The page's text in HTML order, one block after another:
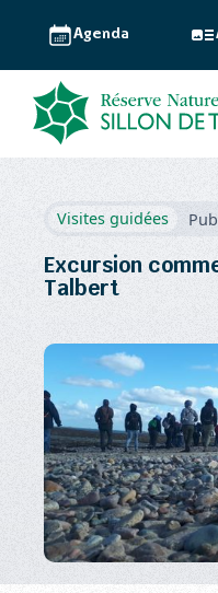
Agenda
Visites guidées
Excursion
Talbert